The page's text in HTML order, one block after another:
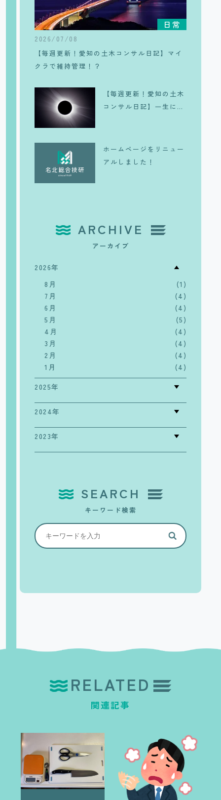
日常
2026/07/08
【毎週更新！愛知の土木コンサル日記】マイ
クラで維持管理！？
【毎週更新！愛知の土木
コンサル日記】一生に一
ホームページをリニュー
アルしました！
ARCHIVE
アーカイブ
2026年
8月
(1)
7月
(4)
6月
(4)
5月
(5)
4月
(4)
3月
(4)
2月
(4)
1月
(4)
2025年
2024年
2023年
SEARCH
キーワード検索
RELATED
関連記事